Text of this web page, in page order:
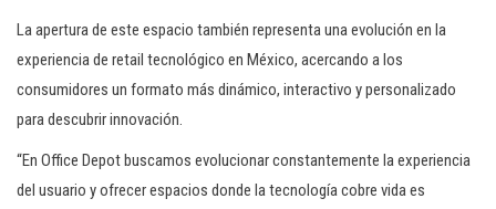
La apertura de este espacio también representa una evolución en la
experiencia de retail tecnológico en México, acercando a los
consumidores un formato más dinámico, interactivo y personalizado
para descubrir innovación.
“En Office Depot buscamos evolucionar constantemente la experiencia
del usuario y ofrecer espacios donde la tecnología cobre vida es